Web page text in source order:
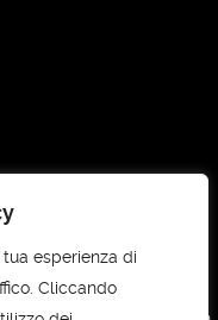
esperienza di
Cliccando